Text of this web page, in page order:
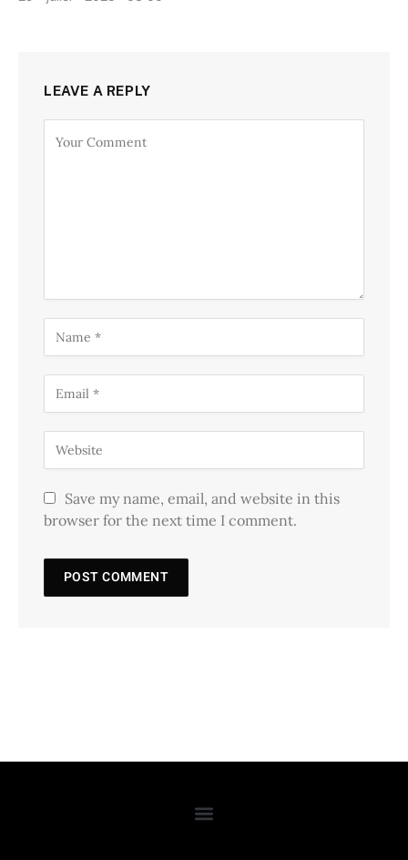
LEAVE A REPLY
Save my name, email, and website in this
browser for the next time I comment.